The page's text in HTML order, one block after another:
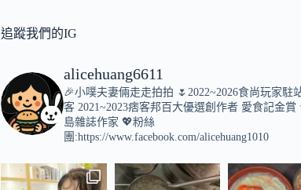
追蹤我們的IG
alicehuang6611
🎉小噗夫妻倆走走拍拍 🌷2022~2026食尚玩家駐
客 2021~2023痞客邦百大優選創作者 愛食記金賞
島雜誌作家 💖粉絲
團:https://www.facebook.com/alicehuang1010